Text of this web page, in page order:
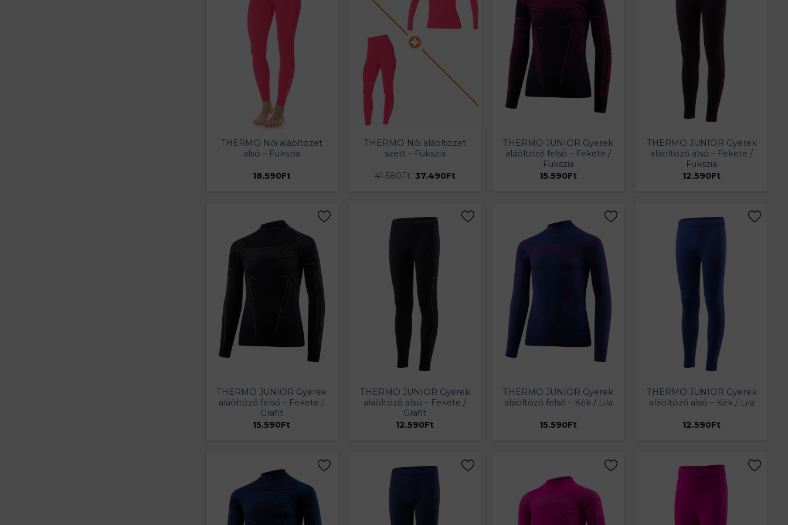
THERMO Női aláöltözet
alsó – Fukszia
18.590Ft
THERMO Női aláöltözet
szett – Fukszia
41.580Ft Original
37.490FtCurrent
THERMO JUNIOR Gyerek
aláöltöző felső – Fekete /
Fukszia
15.590Ft
THERMO JUNIOR Gyerek
aláöltöző alsó – Fekete /
Fukszia
12.590Ft
THERMO JUNIOR Gyerek
aláöltöző felső – Fekete /
Grafit
15.590Ft
THERMO JUNIOR Gyerek
aláöltöző alsó – Fekete /
Grafit
12.590Ft
THERMO JUNIOR Gyerek
aláöltöző felső – Kék / Lila
15.590Ft
THERMO JUNIOR Gyerek
aláöltöző alsó – Kék / Lila
12.590Ft